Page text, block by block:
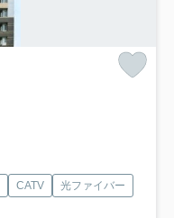
CATV
光ファイバー